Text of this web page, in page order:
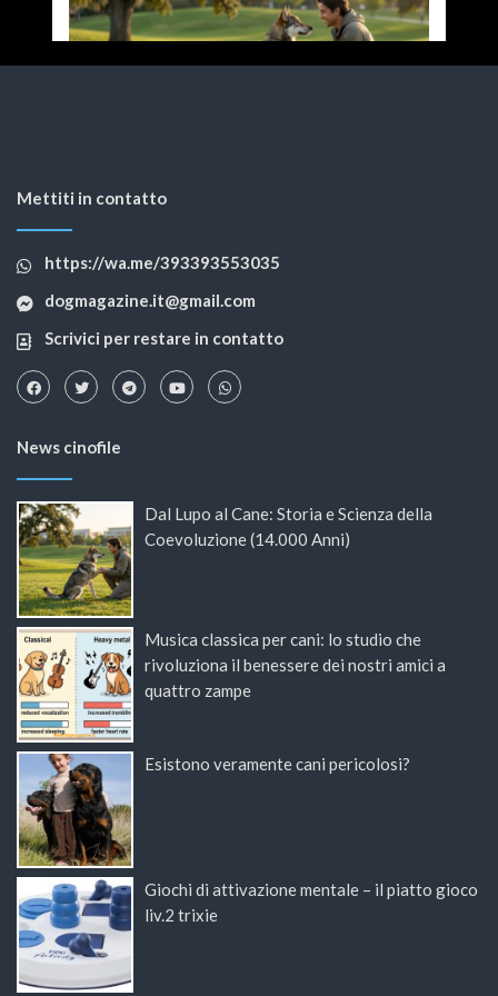
Mettiti in contatto
https://wa.me/393393553035
dogmagazine.it@gmail.com
Scrivici per restare in contatto
News cinofile
Dal Lupo al Cane: Storia e Scienza della
Coevoluzione (14.000 Anni)
Musica classica per cani: lo studio che
rivoluziona il benessere dei nostri amici a
quattro zampe
Esistono veramente cani pericolosi?
Giochi di attivazione mentale – il piatto gioco
liv.2 trixie